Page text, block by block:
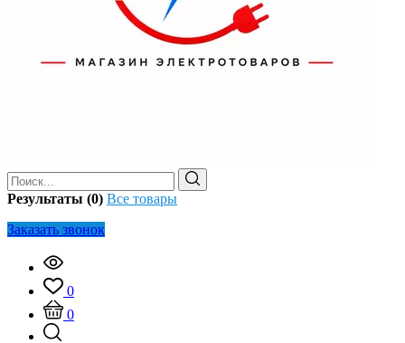
Результаты (0) Все товары
Заказать звонок
0
0